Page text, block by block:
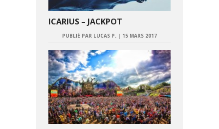
ICARIUS – JACKPOT
PUBLIÉ PAR LUCAS P. | 15 MARS 2017